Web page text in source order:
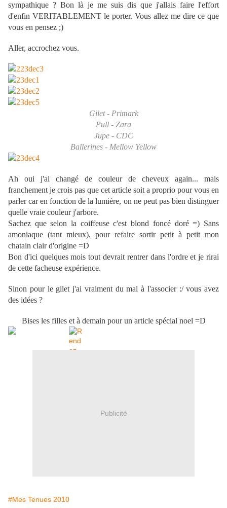
sympathique ? Bon là je me suis dis que j'allais faire l'effort
d'enfin VERITABLEMENT le porter. Vous allez me dire ce que
vous en pensez ;)
Aller, accrochez vous.
Gilet - Primark
Pull - Zara
Jupe - CDC
Ballerines - Mellow Yellow
Ah oui j'ai changé de couleur de cheveux again... mais
franchement je crois pas que cet article soit a proprio pour vous en
parler car en fonction de la lumière, on ne peut pas bien distinguer
quelle vraie couleur j'arbore.
Sachez que selon la coiffeuse c'est blond foncé doré =) Sans
amoniaque (tant mieux), pour refaire sortir petit à petit mon
chatain clair d'origine =D
Bon d'ici quelques mois tout devrait rentrer dans l'ordre et je rirai
de cette facheuse expérience.
Sinon pour le gilet j'ai vraiment du mal à l'associer :/ vous avez
des idées ?
Bises les filles et à demain pour un article spécial noel =D
Publicité
#Mes Tenues 2010